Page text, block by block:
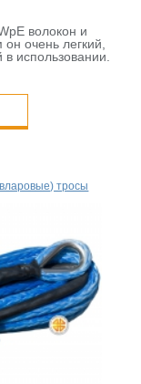
волокон и
он очень легкий,
в использовании.
тросы